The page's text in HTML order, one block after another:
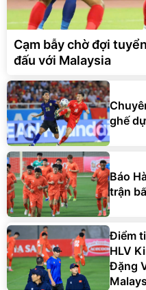
Cạm bẫy chờ đợi
đấu với Malaysia
ghế
Báo
trận
Điểm
HLV
Đặng